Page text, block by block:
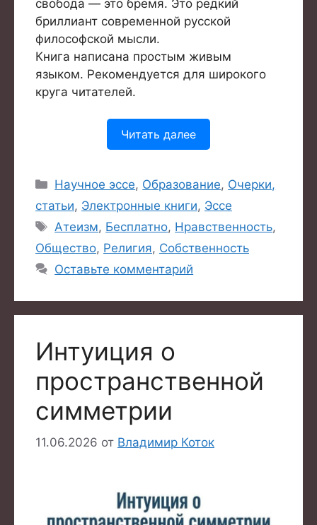
свобода — это бремя. Это редкий
бриллиант современной русской
философской мысли.
Книга написана простым живым
языком. Рекомендуется для широкого
круга читателей.
Читать далее
Рубрики
Научное эссе, Образование, Очерки,
статьи, Электронные книги, Эссе
Метки
Атеизм, Бесплатно, Нравственность,
Общество, Религия, Собственность
Оставьте комментарий
Интуиция о
пространственной
симметрии
11.06.2026 от Владимир Коток